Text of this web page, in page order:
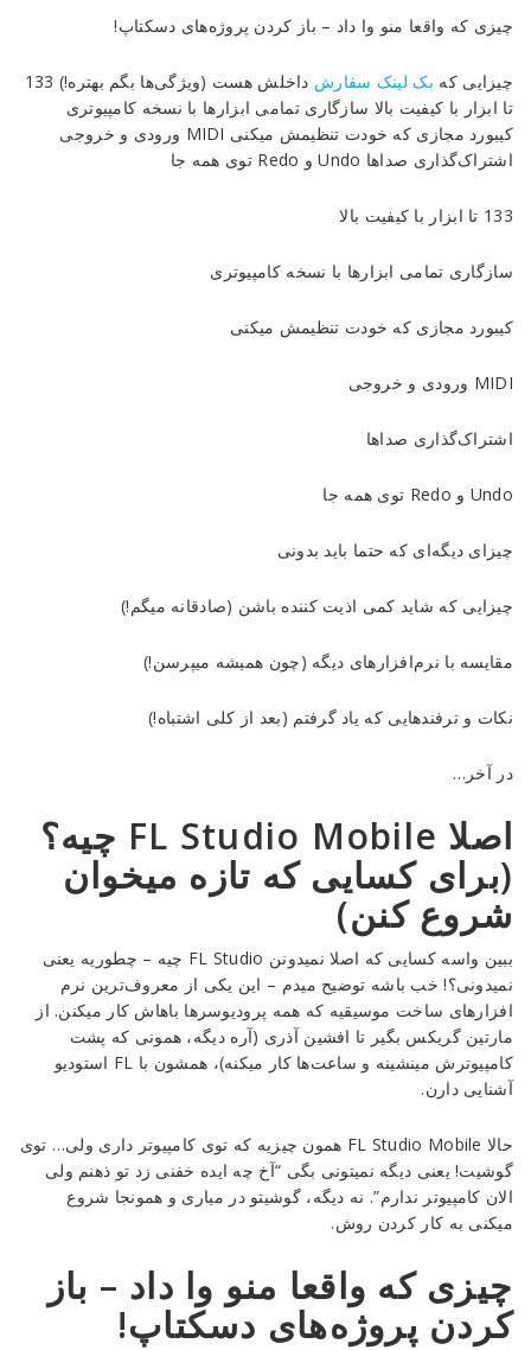
پیشرفته!
by
Ins2012
on
Oct
چیزی که واقعا منو وا داد – باز کردن پروژه‌های دسکتاپ!
چیزایی که بک لینک سفارش
داخلش هست (ویژگی‌ها بگم بهتره!) 133
تا ابزار با کیفیت بالا سازگاری تمامی ابزارها با نسخه کامپیوتری
کیبورد مجازی که خودت تنظیمش میکنی MIDI ورودی و خروجی
اشتراک‌گذاری صداها Undo و Redo توی همه جا
133 تا ابزار با کیفیت بالا
سازگاری تمامی ابزارها با نسخه کامپیوتری
کیبورد مجازی که خودت تنظیمش میکنی
MIDI ورودی و خروجی
اشتراک‌گذاری صداها
Undo و Redo توی همه جا
چیزای دیگه‌ای که حتما باید بدونی
چیزایی که شاید کمی اذیت کننده باشن (صادقانه میگم!)
مقایسه با نرم‌افزارهای دیگه (چون همیشه میپرسن!)
نکات و ترفندهایی که یاد گرفتم (بعد از کلی اشتباه!)
در آخر…
اصلا FL Studio Mobile چیه؟
(برای کسایی که تازه میخوان
شروع کنن)
ببین واسه کسایی که اصلا نمیدونن FL Studio چیه – چطوریه یعنی
نمیدونی؟! خب باشه توضیح میدم – این یکی از معروف‌ترین نرم
افزارهای ساخت موسیقیه که همه پرودیوسرها باهاش کار میکنن. از
مارتین گریکس بگیر تا افشین آذری (آره دیگه، همونی که پشت
کامپیوترش مینشینه و ساعت‌ها کار میکنه)، همشون با FL استودیو
آشنایی دارن.
حالا FL Studio Mobile همون چیزیه که توی کامپیوتر داری ولی… توی
گوشیت! یعنی دیگه نمیتونی بگی “آخ چه ایده خفنی زد تو ذهنم ولی
الان کامپیوتر ندارم”. نه دیگه، گوشیتو در میاری و همونجا شروع
میکنی به کار کردن روش.
چیزی که واقعا منو وا داد – باز
کردن پروژه‌های دسکتاپ!